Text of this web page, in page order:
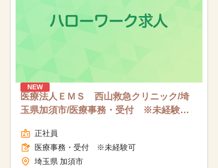
NEW
医療法人ＥＭＳ 西山救急クリニック/埼
玉県加須市/医療事務・受付 ※未経験可/
正社員
医療事務・受付 ※未経験可
埼玉県 加須市